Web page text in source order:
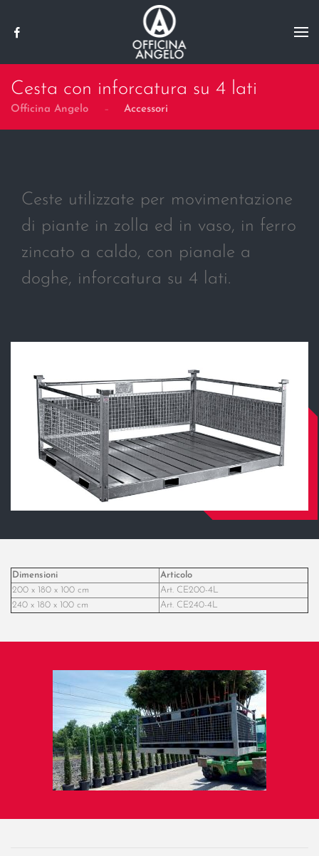
Skip to main content
Cesta con inforcatura su 4 lati
Officina Angelo Accessori
Ceste utilizzate per movimentazione
di piante in zolla ed in vaso, in ferro
zincato a caldo, con pianale a
doghe, inforcatura su 4 lati.
Dimensioni
Articolo
200 x 180 x 100 cm
Art. CE200-4L
240 x 180 x 100 cm
Art. CE240-4L